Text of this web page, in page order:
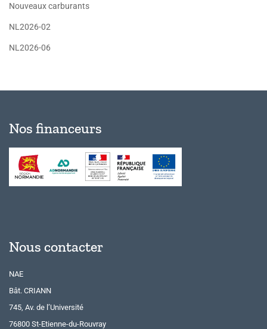
Nouveaux carburants
NL2026-02
NL2026-06
Nos financeurs
Nous contacter
NAE
Bât. CRIANN
745, Av. de l’Université
76800 St-Etienne-du-Rouvray